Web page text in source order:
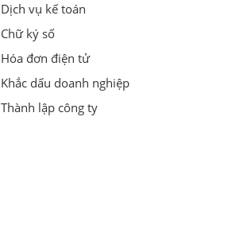
Dịch vụ kế toán
Chữ ký số
Hóa đơn điện tử
Khắc dấu doanh nghiệp
Thành lập công ty